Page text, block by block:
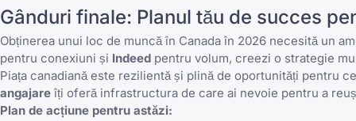
Gânduri finale: Planul tău de succes
Obținerea unui loc de muncă în Canada în 2026 necesită un
pentru conexiuni și Indeed pentru volum, creezi o strategie
Piața canadiană este rezilientă și plină de oportunități pentru
angajareîți oferă infrastructura de care ai nevoie pentru a
Plan de acțiune pentru astăzi: